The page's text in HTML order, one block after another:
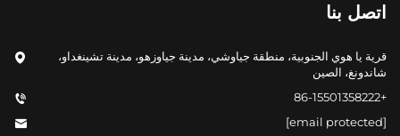
اتصل بنا
قرية يا هوي الجنوبية، منطقة جياوشي، مدينة جياوزهو، مدينة تشينغداو،
شاندونغ، الصين
+86-15501358222
[email protected]